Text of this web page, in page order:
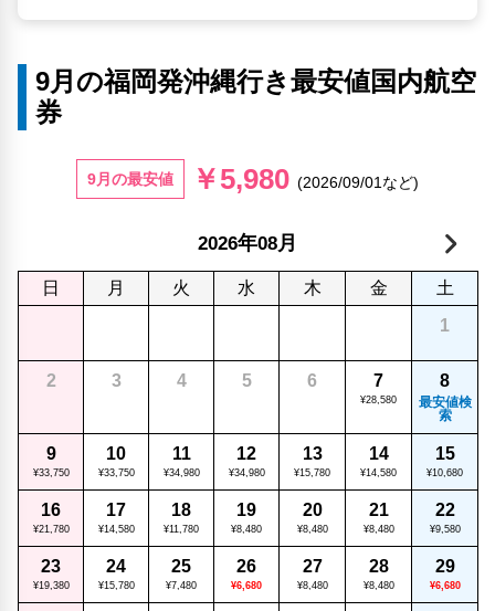
9月の福岡発沖縄行き最安値国内航空
券
9月の最安値 ￥5,980 (2026/09/01など)
2026年08月
日 月 火 水 木 金
土
1
2 3 4 5 6 7
¥28,580
8
最安値検
索
9
¥33,750
10
¥33,750
11
¥34,980
12
¥34,980
13
¥15,780
14
¥14,580
15
¥10,680
16
¥21,780
17
¥14,580
18
¥11,780
19
¥8,480
20
¥8,480
21
¥8,480
22
¥9,580
23
¥19,380
24
¥15,780
25
¥7,480
26
¥6,680
27
¥8,480
28
¥8,480
29
¥6,680